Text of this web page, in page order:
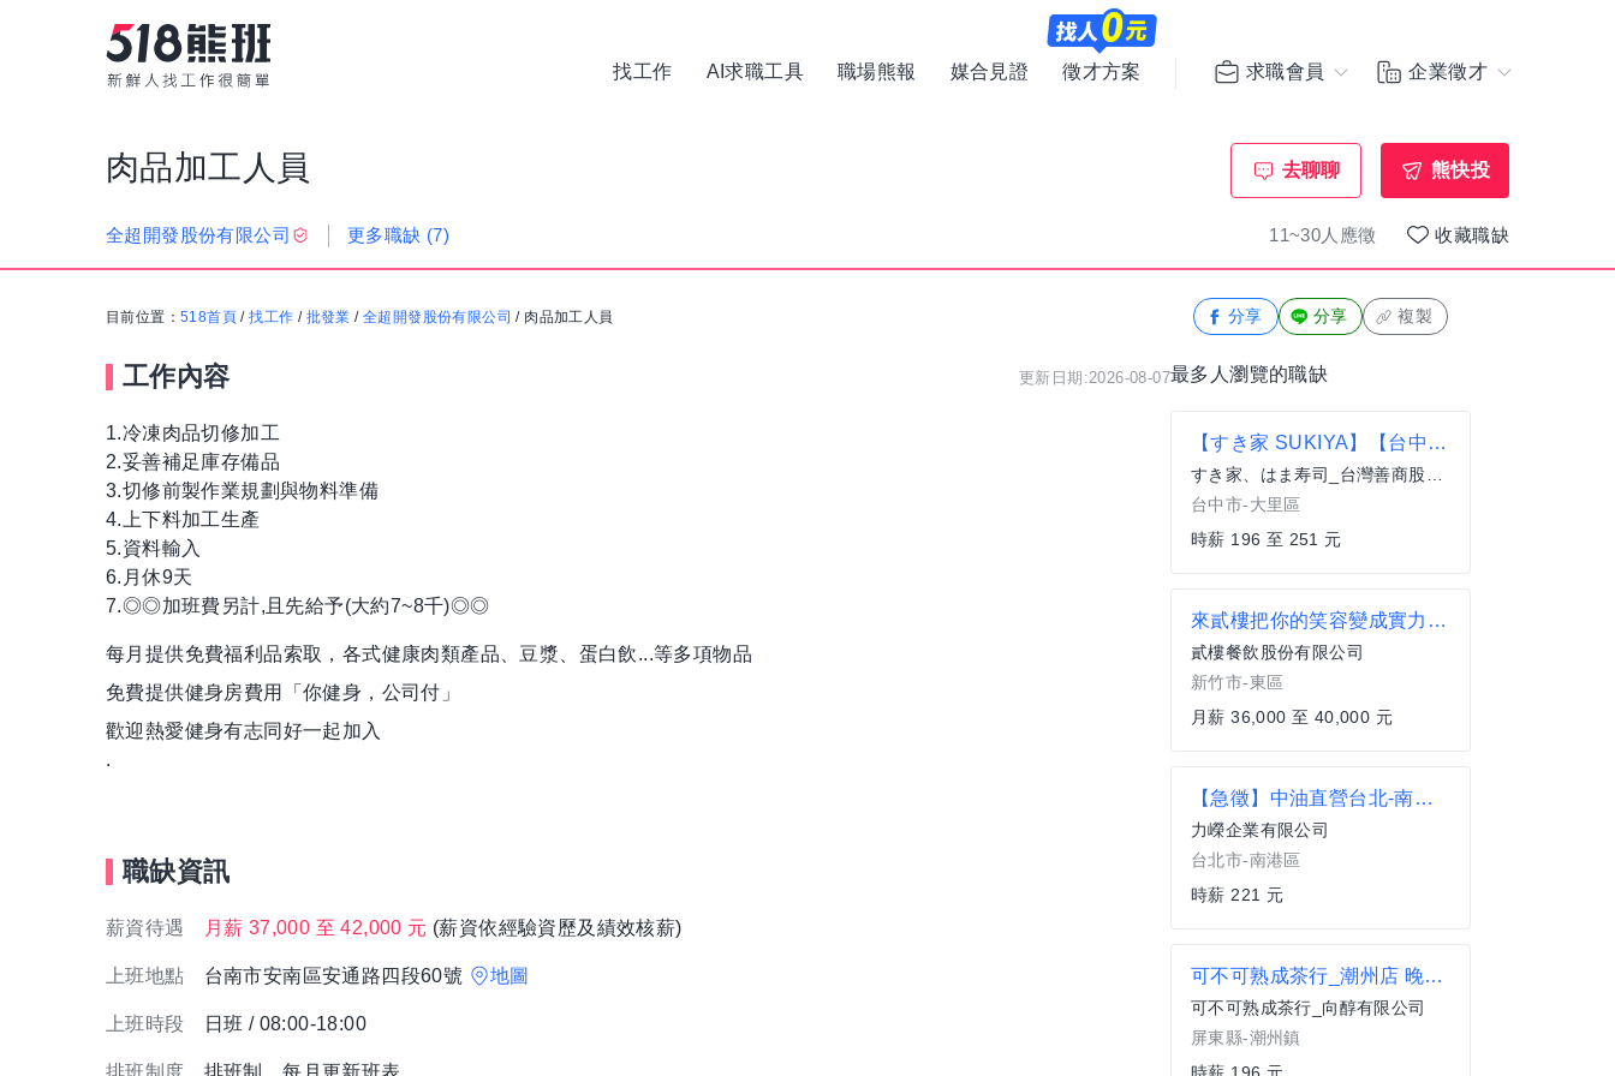
找工作 AI求職工具 職場熊報 媒合見證 徵才方案 求職會員 企業徵才
肉品加工人員 去聊聊 熊快投
全超開發股份有限公司 更多職缺 (7) 11~30人應徵 收藏職缺
目前位置： 518首頁 /找工作 / 批發業 /全超開發股份有限公司 / 肉品加工人員
工作內容 更新日期:2026-08-07
1.冷凍肉品切修加工
2.妥善補足庫存備品
3.切修前製作業規劃與物料準備
4.上下料加工生產
5.資料輸入
6.月休9天
7.◎◎加班費另計,且先給予(大約7~8千)◎◎
每月提供免費福利品索取，各式健康肉類產品、豆漿、蛋白飲...等多項物品
免費提供健身房費用「你健身，公司付」
歡迎熱愛健身有志同好一起加入
.
職缺資訊
薪資待遇 月薪 37,000 至 42,000 元 (薪資依經驗資歷及績效核薪)
上班地點 台南市安南區安通路四段60號 地圖
上班時段 日班 / 08:00-18:00
分享 分享 複製
最多人瀏覽的職缺
【すき家 SUKIYA】【台中區】★時薪最高208元起(含全勤)
すき家、はま寿司_台灣善商股份有限公司
台中市-大里區
時薪 196 至 251 元
來貳樓把你的笑容變成實力【新竹巨城店】外場正職
貳樓餐飲股份有限公司
新竹市-東區
月薪 36,000 至 40,000 元
【急徵】中油直營台北-南港加油站 兼職/全職
力嶸企業有限公司
台北市-南港區
時薪 221 元
可不可熟成茶行_潮州店 晚班_工讀
可不可熟成茶行_向醇有限公司
屏東縣-潮州鎮